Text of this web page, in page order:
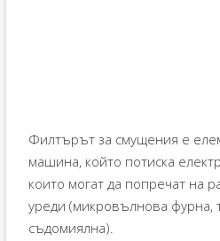
Филтърът за смущения е
машина, който потиска
които могат да попречат на
уреди (микровълнова фурна,
съдомиялна).